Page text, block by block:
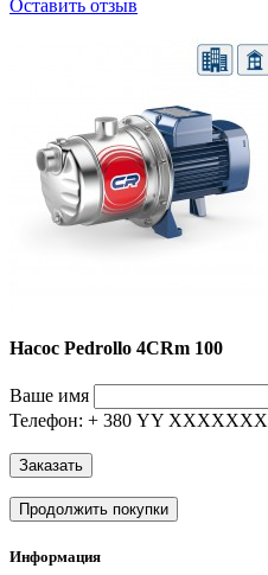
Оставить отзыв
Насос Pedrollo 4CRm 100
Ваше имя
Телефон: + 380 YY ХХХХХХХ
Заказать
Продолжить покупки
Информация